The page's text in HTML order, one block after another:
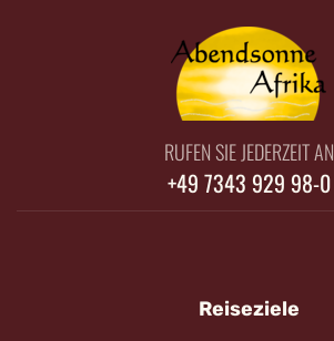
RUFEN SIE JEDERZEIT AN
+49 7343 929 98-0
Reiseziele